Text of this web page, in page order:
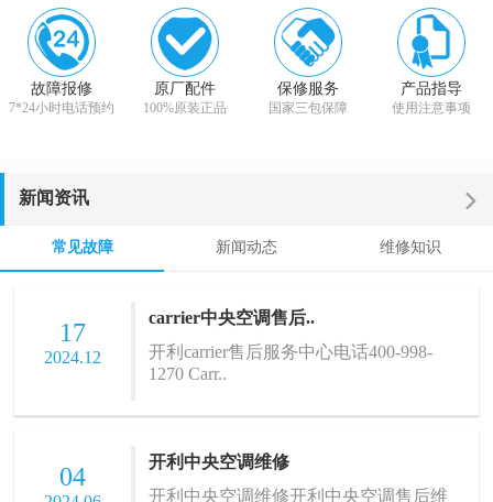
故障报修
7*24小时电话预约
原厂配件
100%原装正品
保修服务
国家三包保障
产品指导
使用注意事项
新闻资讯
常见故障 新闻动态 维修知识
17
2024.12
carrier中央空调售后..
开利carrier售后服务中心电话400-998-
1270 Carr..
04
开利中央空调维修
开利中央空调维修开利中央空调售后维